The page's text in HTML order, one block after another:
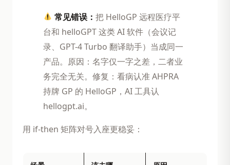
常见错误：把 HelloGP 远程医疗平
台和 helloGPT 这类 AI 软件（会议记
录、GPT-4 Turbo 翻译助手）当成同一
产品。原因：名字仅一字之差，二者业
务完全无关。修复：看病认准 AHPRA
持牌 GP 的 HelloGP，AI 工具认
hellogpt.ai。
用 if-then 矩阵对号入座更稳妥：